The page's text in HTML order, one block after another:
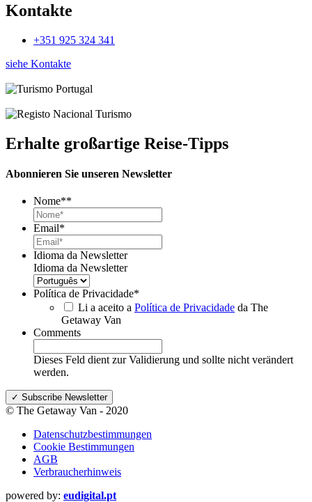
Kontakte
+351 925 324 341
siehe Kontakte
Erhalte großartige Reise-Tipps
Abonnieren Sie unseren Newsletter
Nome**
Email*
Idioma da Newsletter
Idioma da Newsletter
Política de Privacidade*
Li a aceito a Política de Privacidade da The
Getaway Van
Comments
Dieses Feld dient zur Validierung und sollte nicht verändert
werden.
© The Getaway Van - 2020
Datenschutzbestimmungen
Cookie Bestimmungen
AGB
Verbraucherhinweis
powered by: eudigital.pt